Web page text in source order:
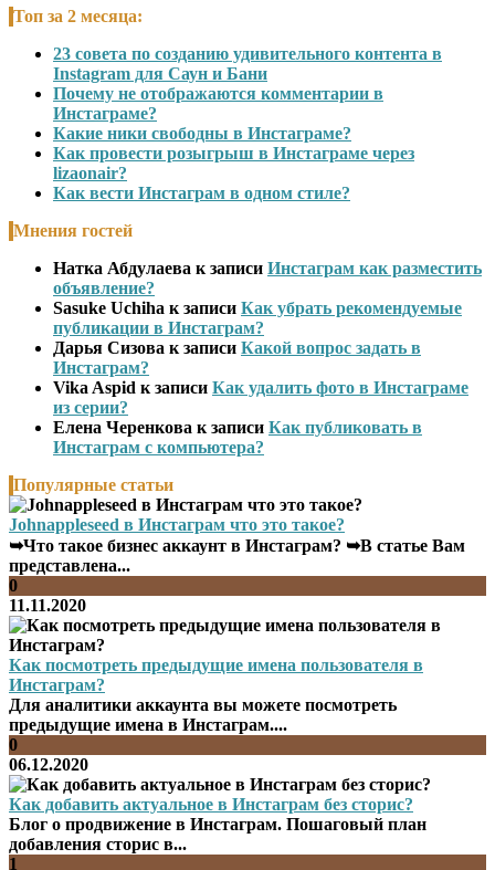
Топ за 2 месяца:
23 совета по созданию удивительного контента в
Instagram для Саун и Бани
Почему не отображаются комментарии в
Инстаграме?
Какие ники свободны в Инстаграме?
Как провести розыгрыш в Инстаграме через
lizaonair?
Как вести Инстаграм в одном стиле?
Мнения гостей
Натка Абдулаева к записи Инстаграм как разместить
объявление?
Sasuke Uchiha к записи Как убрать рекомендуемые
публикации в Инстаграм?
Дарья Сизова к записи Какой вопрос задать в
Инстаграм?
Vika Aspid к записи Как удалить фото в Инстаграме
из серии?
Елена Черенкова к записи Как публиковать в
Инстаграм с компьютера?
Популярные статьи
Johnappleseed в Инстаграм что это такое?
➥Что такое бизнес аккаунт в Инстаграм? ➥В статье Вам
представлена...
0
11.11.2020
Как посмотреть предыдущие имена пользователя в
Инстаграм?
Для аналитики аккаунта вы можете посмотреть
предыдущие имена в Инстаграм....
0
06.12.2020
Как добавить актуальное в Инстаграм без сторис?
Блог о продвижение в Инстаграм. Пошаговый план
добавления сторис в...
1